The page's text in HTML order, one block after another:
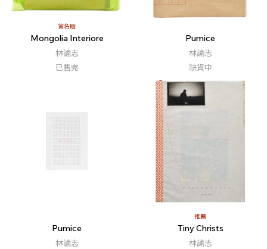
簽名版
Mongolia Interiore
林諭志
已售完
Pumice
林諭志
缺貨中
Pumice
林諭志
推薦
Tiny Christs
林諭志